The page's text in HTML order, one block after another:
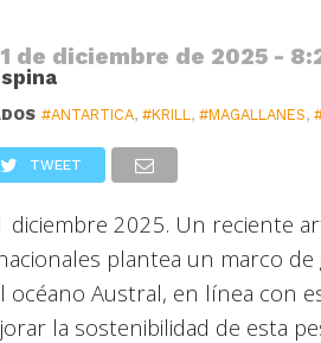
1 de diciembre de 2025 -
#ANTARTICA,#KRILL,#MAGALLANES,
TWEET
diciembre 2025. Un reciente
plantea un marco
océano Austral, en línea con
la sostenibilidad de esta